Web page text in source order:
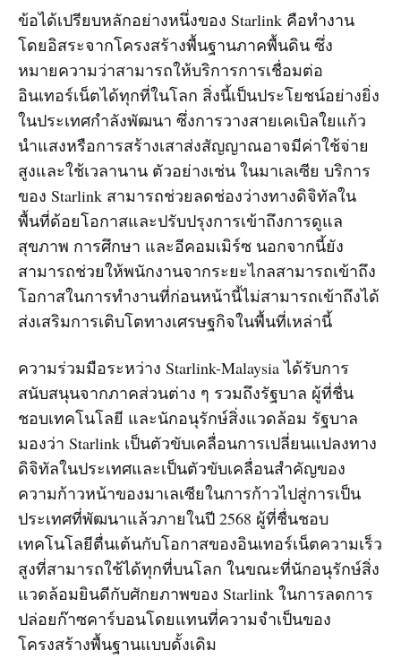
ข้อได้เปรียบหลักอย่างหนึ่งของ Starlink คือทำงาน
โดยอิสระจากโครงสร้างพื้นฐานภาคพื้นดิน ซึ่ง
หมายความว่าสามารถให้บริการการเชื่อมต่อ
อินเทอร์เน็ตได้ทุกที่ในโลก สิ่งนี้เป็นประโยชน์อย่างยิ่ง
ในประเทศกำลังพัฒนา ซึ่งการวางสายเคเบิลใยแก้ว
นำแสงหรือการสร้างเสาส่งสัญญาณอาจมีค่าใช้จ่าย
สูงและใช้เวลานาน ตัวอย่างเช่น ในมาเลเซีย บริการ
ของ Starlink สามารถช่วยลดช่องว่างทางดิจิทัลใน
พื้นที่ด้อยโอกาสและปรับปรุงการเข้าถึงการดูแล
สุขภาพ การศึกษา และอีคอมเมิร์ซ นอกจากนี้ยัง
สามารถช่วยให้พนักงานจากระยะไกลสามารถเข้าถึง
โอกาสในการทำงานที่ก่อนหน้านี้ไม่สามารถเข้าถึงได้
ส่งเสริมการเติบโตทางเศรษฐกิจในพื้นที่เหล่านี้
ความร่วมมือระหว่าง Starlink-Malaysia ได้รับการ
สนับสนุนจากภาคส่วนต่าง ๆ รวมถึงรัฐบาล ผู้ที่ชื่น
ชอบเทคโนโลยี และนักอนุรักษ์สิ่งแวดล้อม รัฐบาล
มองว่า Starlink เป็นตัวขับเคลื่อนการเปลี่ยนแปลงทาง
ดิจิทัลในประเทศและเป็นตัวขับเคลื่อนสำคัญของ
ความก้าวหน้าของมาเลเซียในการก้าวไปสู่การเป็น
ประเทศที่พัฒนาแล้วภายในปี 2568 ผู้ที่ชื่นชอบ
เทคโนโลยีตื่นเต้นกับโอกาสของอินเทอร์เน็ตความเร็ว
สูงที่สามารถใช้ได้ทุกที่บนโลก ในขณะที่นักอนุรักษ์สิ่ง
แวดล้อมยินดีกับศักยภาพของ Starlink ในการลดการ
ปล่อยก๊าซคาร์บอนโดยแทนที่ความจำเป็นของ
โครงสร้างพื้นฐานแบบดั้งเดิม